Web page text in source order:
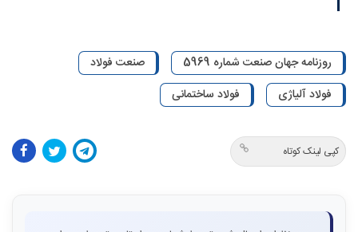
روزنامه جهان صنعت شماره 5969
صنعت فولاد
فولاد آلیاژی
فولاد ساختمانی
کپی لینک کوتاه